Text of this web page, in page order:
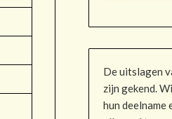
De uitslagen
zijn gekend.
hun deelname